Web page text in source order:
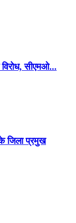
विरोध, सीएमओ...
जिला प्रमुख